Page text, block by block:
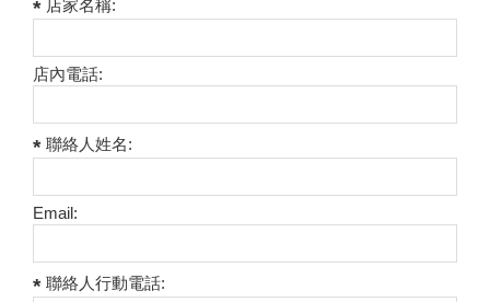
店家名稱:
店內電話:
聯絡人姓名:
Email:
聯絡人行動電話: